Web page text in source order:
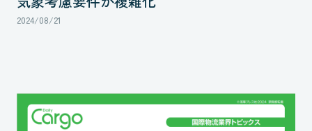
2024/08/21